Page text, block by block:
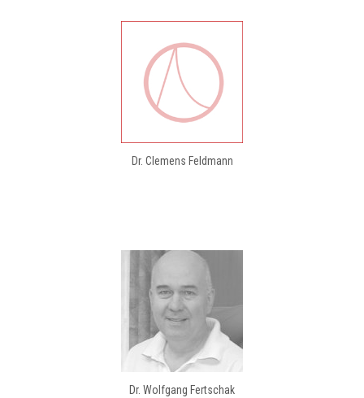
Dr. Clemens Feldmann
Dr. Wolfgang Fertschak